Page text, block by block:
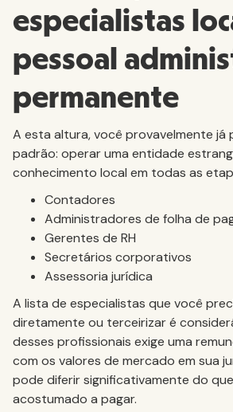
especialistas
pessoal
permanente
A esta altura, você provavelmente já
padrão: operar uma entidade
conhecimento local em todas as
Contadores
Administradores de folha de
Gerentes de RH
Secretários corporativos
Assessoria jurídica
A lista de especialistas que você
diretamente ou terceirizar é
desses profissionais exige uma
com os valores de mercado em sua
pode diferir significativamente do
acostumado a pagar.